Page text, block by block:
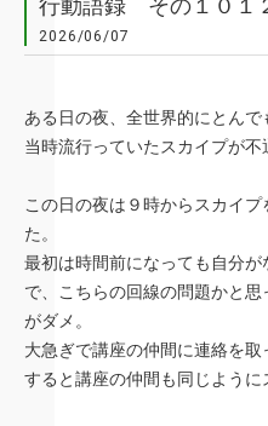
行動語録 その１０１
2026/06/07
ある日の夜、全世界的にとんで
当時流行っていたスカイプが不
この日の夜は９時からスカイ
た。
最初は時間前になっても自分
で、こちらの回線の問題かと
がダメ。
大急ぎで講座の仲間に連絡を取
すると講座の仲間も同じように